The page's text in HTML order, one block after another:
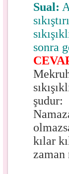
Sual:
sonra
şudur:
kılar
zaman